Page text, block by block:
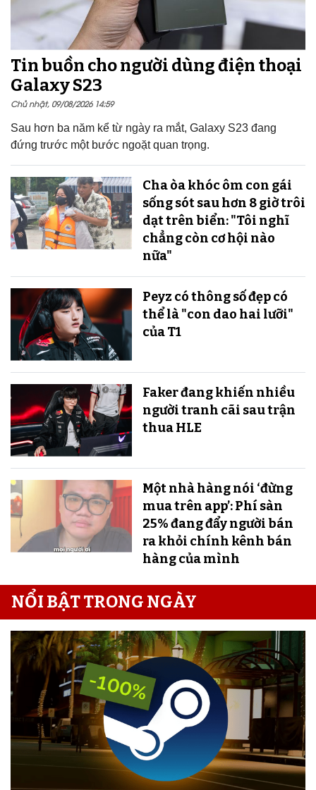
Tin buồn cho người dùng điện thoại
Galaxy S23
Chủ nhật, 09/08/2026 14:59
Sau hơn ba năm kể từ ngày ra mắt, Galaxy S23 đang
đứng trước một bước ngoặt quan trọng.
Cha òa khóc ôm con gái
sống sót sau hơn 8 giờ trôi
dạt trên biển: "Tôi nghĩ
chẳng còn cơ hội nào
nữa"
Peyz có thông số đẹp có
thể là "con dao hai lưỡi"
của T1
Faker đang khiến nhiều
người tranh cãi sau trận
thua HLE
Một nhà hàng nói ‘đừng
mua trên app’: Phí sàn
25% đang đẩy người bán
ra khỏi chính kênh bán
hàng của mình
NỔI BẬT TRONG NGÀY